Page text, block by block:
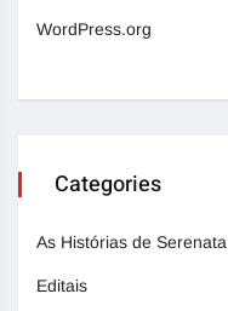
WordPress.org
Categories
As Histórias de Serenata
Editais